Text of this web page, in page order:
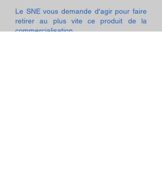
Le SNE vous demande d'agir pour faire
retirer au plus vite ce produit de la
commercialisation.